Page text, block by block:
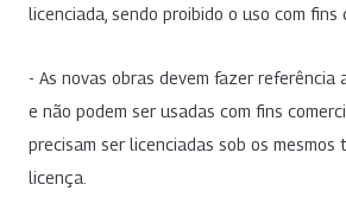
licenciada, sendo proibido o uso com fins
- As novas obras devem fazer referência
e não podem ser usadas com fins
precisam ser licenciadas sob os mesmos
licença.